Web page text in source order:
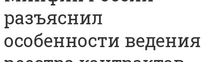
разъяснил
особенности ведения